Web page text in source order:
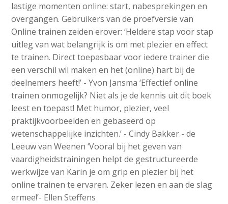
lastige momenten online: start, nabesprekingen en
overgangen. Gebruikers van de proefversie van
Online trainen zeiden erover: ‘Heldere stap voor stap
uitleg van wat belangrijk is om met plezier en effect
te trainen. Direct toepasbaar voor iedere trainer die
een verschil wil maken en het (online) hart bij de
deelnemers heeft!’ - Yvon Jansma ‘Effectief online
trainen onmogelijk? Niet als je de kennis uit dit boek
leest en toepast! Met humor, plezier, veel
praktijkvoorbeelden en gebaseerd op
wetenschappelijke inzichten.’ - Cindy Bakker - de
Leeuw van Weenen ‘Vooral bij het geven van
vaardigheidstrainingen helpt de gestructureerde
werkwijze van Karin je om grip en plezier bij het
online trainen te ervaren. Zeker lezen en aan de slag
ermee!’- Ellen Steffens